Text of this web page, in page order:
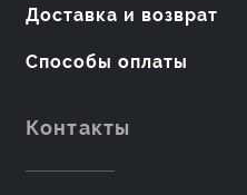
Доставка и возврат
Способы оплаты
Контакты